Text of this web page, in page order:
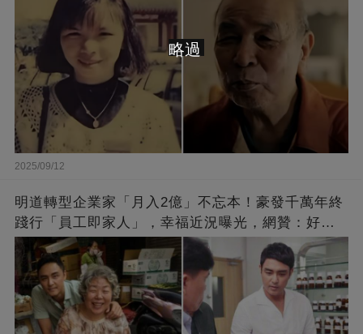
2025/09/12
明道轉型企業家「月入2億」不忘本！豪發千萬年終
踐行「員工即家人」，幸福近況曝光，網贊：好老
闆的福報
略過